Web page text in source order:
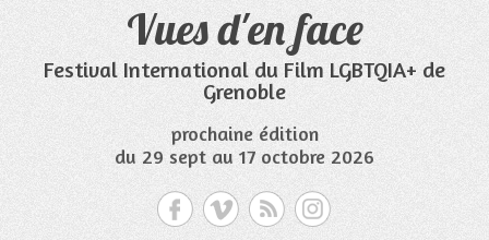
Vues d'en face
Festival International du Film LGBTQIA+ de
Grenoble
prochaine édition
du 29 sept au 17 octobre 2026